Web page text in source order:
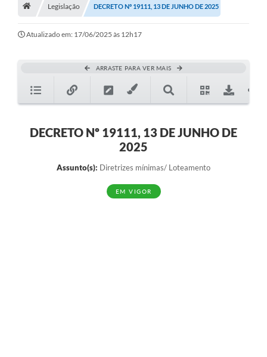
A História
Galeria de Fotos
Legislação DECRETO Nº 19111, 13 DE JUNHO DE 2025
Atualizado em: 17/06/2025 às 12h17
ARRASTE PARA VER MAIS
DECRETO Nº 19111, 13 DE JUNHO DE
2025
Assunto(s): Diretrizes mínimas/ Loteamento
EM VIGOR